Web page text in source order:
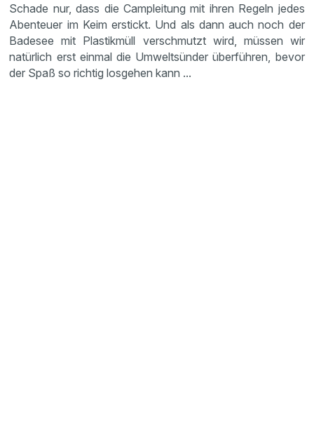
Schade nur, dass die Campleitung mit ihren Regeln jedes
Abenteuer im Keim erstickt. Und als dann auch noch der
Badesee mit Plastikmüll verschmutzt wird, müssen wir
natürlich erst einmal die Umweltsünder überführen, bevor
der Spaß so richtig losgehen kann ...